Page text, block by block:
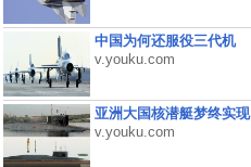
中国为何还服役三代机
v.youku.com
亚洲大国核潜艇梦终实现
v.youku.com